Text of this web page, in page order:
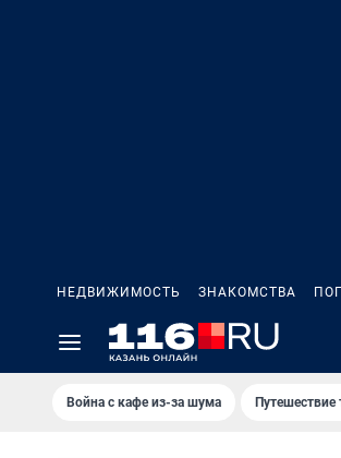
НЕДВИЖИМОСТЬ ЗНАКОМСТВА
Война с кафе из-за шума